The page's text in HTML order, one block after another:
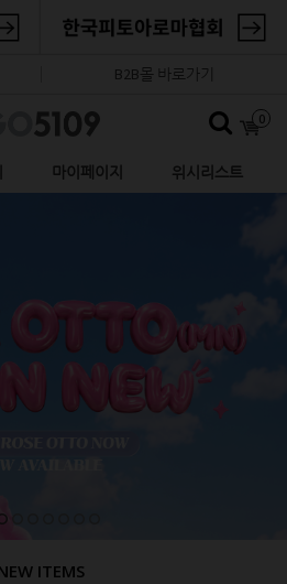
B2B몰 바로가기
0
마이페이지 위시리스트
ITEMS